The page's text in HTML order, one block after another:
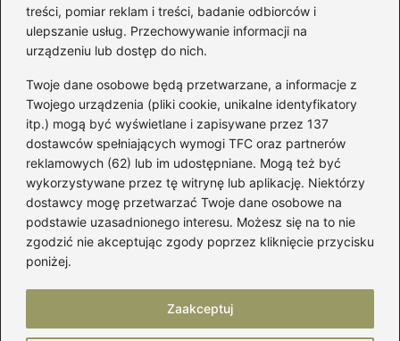
treści, pomiar reklam i treści, badanie odbiorców i
ulepszanie usług. Przechowywanie informacji na
urządzeniu lub dostęp do nich.
Twoje dane osobowe będą przetwarzane, a informacje z
Twojego urządzenia (pliki cookie, unikalne identyfikatory
itp.) mogą być wyświetlane i zapisywane przez 137
dostawców spełniających wymogi TFC oraz partnerów
reklamowych (62) lub im udostępniane. Mogą też być
wykorzystywane przez tę witrynę lub aplikację. Niektórzy
dostawcy mogę przetwarzać Twoje dane osobowe na
podstawie uzasadnionego interesu. Możesz się na to nie
zgodzić nie akceptując zgody poprzez kliknięcie przycisku
poniżej.
Zaakceptuj
Kategorie
Akcesoria(29)
Buty(223)
Dodatki(59)
Dziecko(101)
Kobieta(39)
Moda(109)
Styl(2)